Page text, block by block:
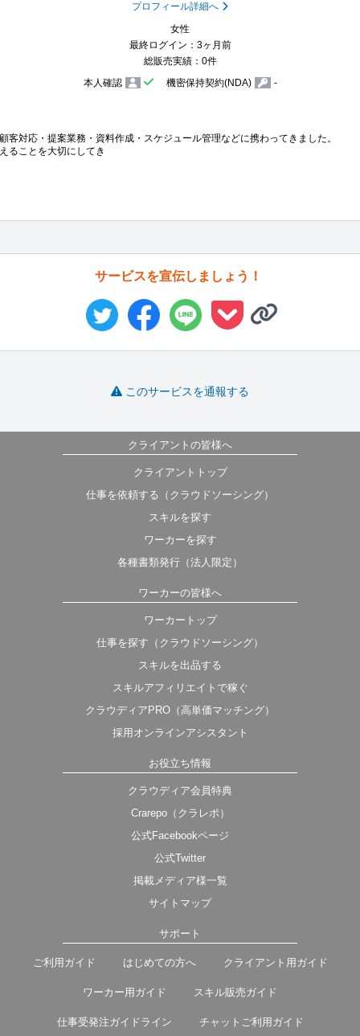
プロフィール詳細へ
女性
最終ログイン：3ヶ月前
総販売実績：0件
本人確認
機密保持契約(NDA) -
客対応・提案業務・資料作成・スケジュール管理などに携わってきました。
ることを大切にしてき
サービスを宣伝しましょう！
このサービスを通報する
クライアントの皆様へ
クライアントトップ
仕事を依頼する（クラウドソーシング）
スキルを探す
ワーカーを探す
各種書類発行（法人限定）
ワーカーの皆様へ
ワーカートップ
仕事を探す（クラウドソーシング）
スキルを出品する
スキルアフィリエイトで稼ぐ
クラウディアPRO（高単価マッチング）
採用オンラインアシスタント
お役立ち情報
クラウディア会員特典
Crarepo（クラレポ）
公式Facebookページ
公式Twitter
掲載メディア様一覧
サイトマップ
サポート
ご利用ガイド はじめての方へ クライアント用ガイド
ワーカー用ガイド スキル販売ガイド
仕事受発注ガイドライン チャットご利用ガイド